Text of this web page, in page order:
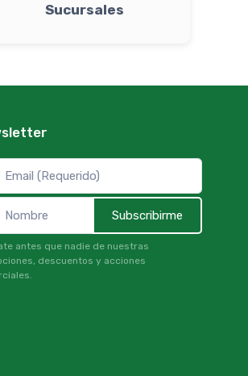
Sucursales
Subscribirme
antes que nadie de nuestras
descuentos y acciones